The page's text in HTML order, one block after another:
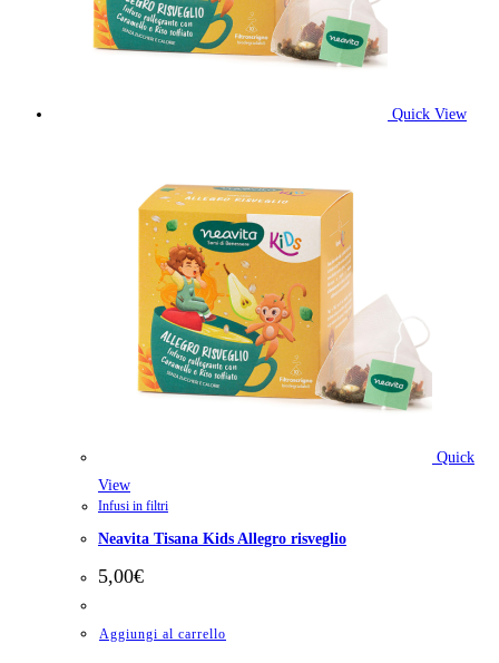
Quick View
Quick
View
Infusi in filtri
Neavita Tisana Kids Allegro risveglio
5,00€
Aggiungi al carrello